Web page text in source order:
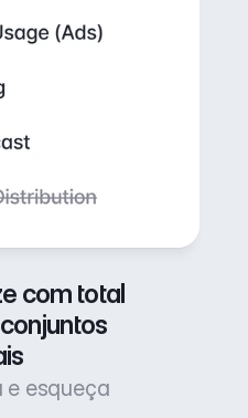
com total
e esqueça